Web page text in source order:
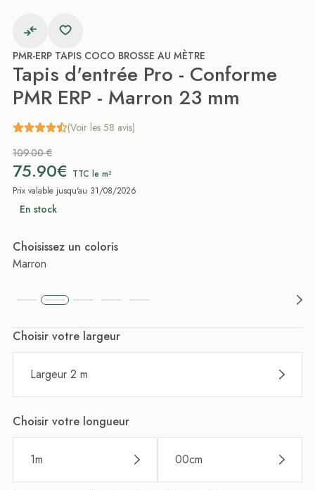
PMR-ERP TAPIS COCO BROSSE AU MÈTRE
Tapis d'entrée Pro - Conforme
PMR ERP - Marron 23 mm
(Voir les 58 avis)
109.00 €
75.90€ TTC le m²
Prix valable jusqu'au 31/08/2026
En stock
Choisissez un coloris
Marron
Choisir votre largeur
Largeur 2 m
Choisir votre longueur
1m 00cm